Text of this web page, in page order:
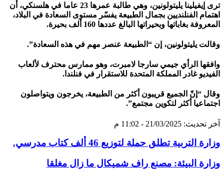
ترى إيفيلينا يليتولونين، وهي طالبة عمرها 23 عاما في هلسنكي، أن
اهتمام الفنلنديين بجمال الطبيعة يفسّر مستوى السعادة في البلاد،
المعروفة بغاباتها وبحيراتها البالغ عددها 160 ألف بحيرة.
وقالت يليتولونين، إن “الطبيعة عنصر مهم في هذه السعادة”.
وافقها الرأي جيمي سارجا لامبرت، وهو ممارس محترف لألعاب
الفيديو غادر المملكة المتحدة للاستقرار في فنلندا.
وقال “إنّ الجميع قريبون أكثر من الطبيعة، يخرجون ويتواصلون
اجتماعيا أكثر لتكوين مجتمع”.
آخر تحديث: 21/03/2025 - 11:02 م
وزارة التربية تطلق حملة لتوزيع 46 ألف كتاب مدرسي.
وزارة البيئة: مصنع راف شميكال ما زال مغلقا